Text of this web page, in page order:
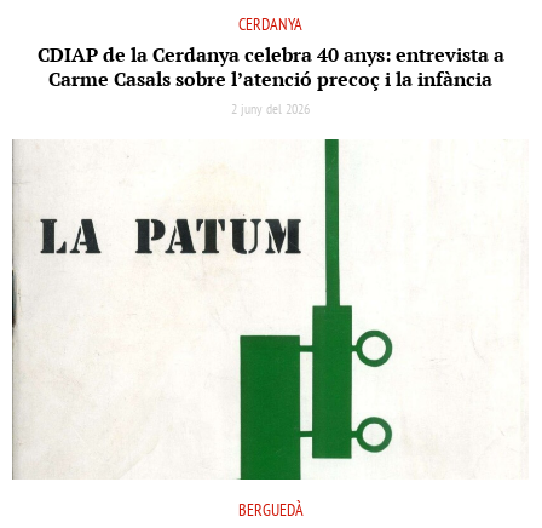
CERDANYA
CDIAP de la Cerdanya celebra 40 anys: entrevista a
Carme Casals sobre l’atenció precoç i la infància
2 juny del 2026
BERGUEDÀ